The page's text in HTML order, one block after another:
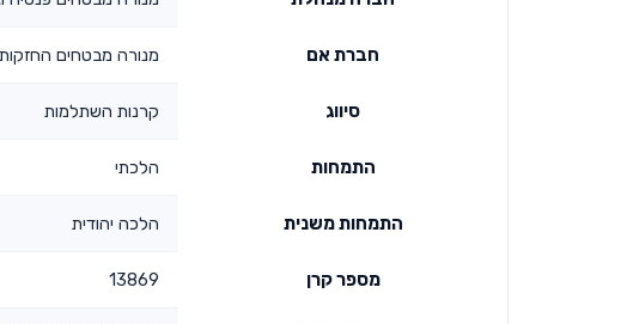
חברת אם מנורה מבטחים
סיווג קרנות השתלמות
התמחות הלכתי
התמחות משנית הלכה יהודית
מספר קרן 13869